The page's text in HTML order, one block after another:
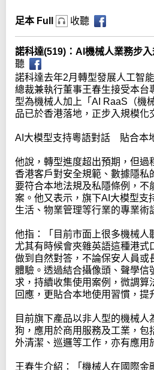
足本 Full 收聽
諾科達(519)：AI機械人業務步
聽
諾科達去年2月轉型發展人工智
總裁兼執行董事王春生接受本台
型為機械人加上「AI RaaS（機
品已於香港落地，正步入規模化
AI大模型支持粵語對話 貼合本
他說，轉型進度超出預期，但過
香港客戶對安全規範、數據隱私
要符合本地法規及私隱條例，不
案。他又表示，旗下AI大模型支
生活、物業管理等行業的專業術
他指：「目前市面上很多機械人
尤其有時候會夾雜英語這種港式
做到自然對答，不論保安人員或
體驗。透過結合攝像頭、聲學信
求，持續收集使用案例，微調算
回應，更貼合本地使用習慣，提
目前旗下產品以非人型的機械人
狗，應用於商用服務及工業，包
外清潔、巡邏等工作，亦有應用
王春生介紹：「機械人在國際金